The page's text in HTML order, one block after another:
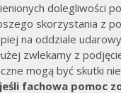
dolegliwości
skorzystania z
na oddziale
zwlekamy z
mogą być skutki
jeśli fachowa pomoc